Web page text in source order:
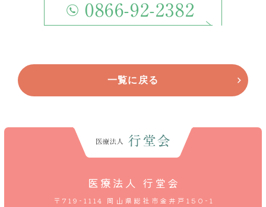
0866-92-2382
一覧に戻る
医療法人 行堂会
〒719-1114 岡山県総社市金井戸150-1